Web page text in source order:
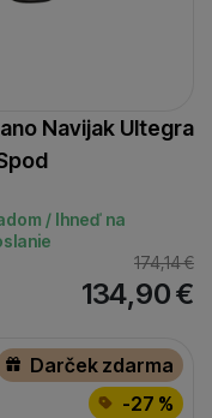
Navijak Ultegra
/ Ihneď na
174,14€
134,90€
Darček zdarma
-27 %